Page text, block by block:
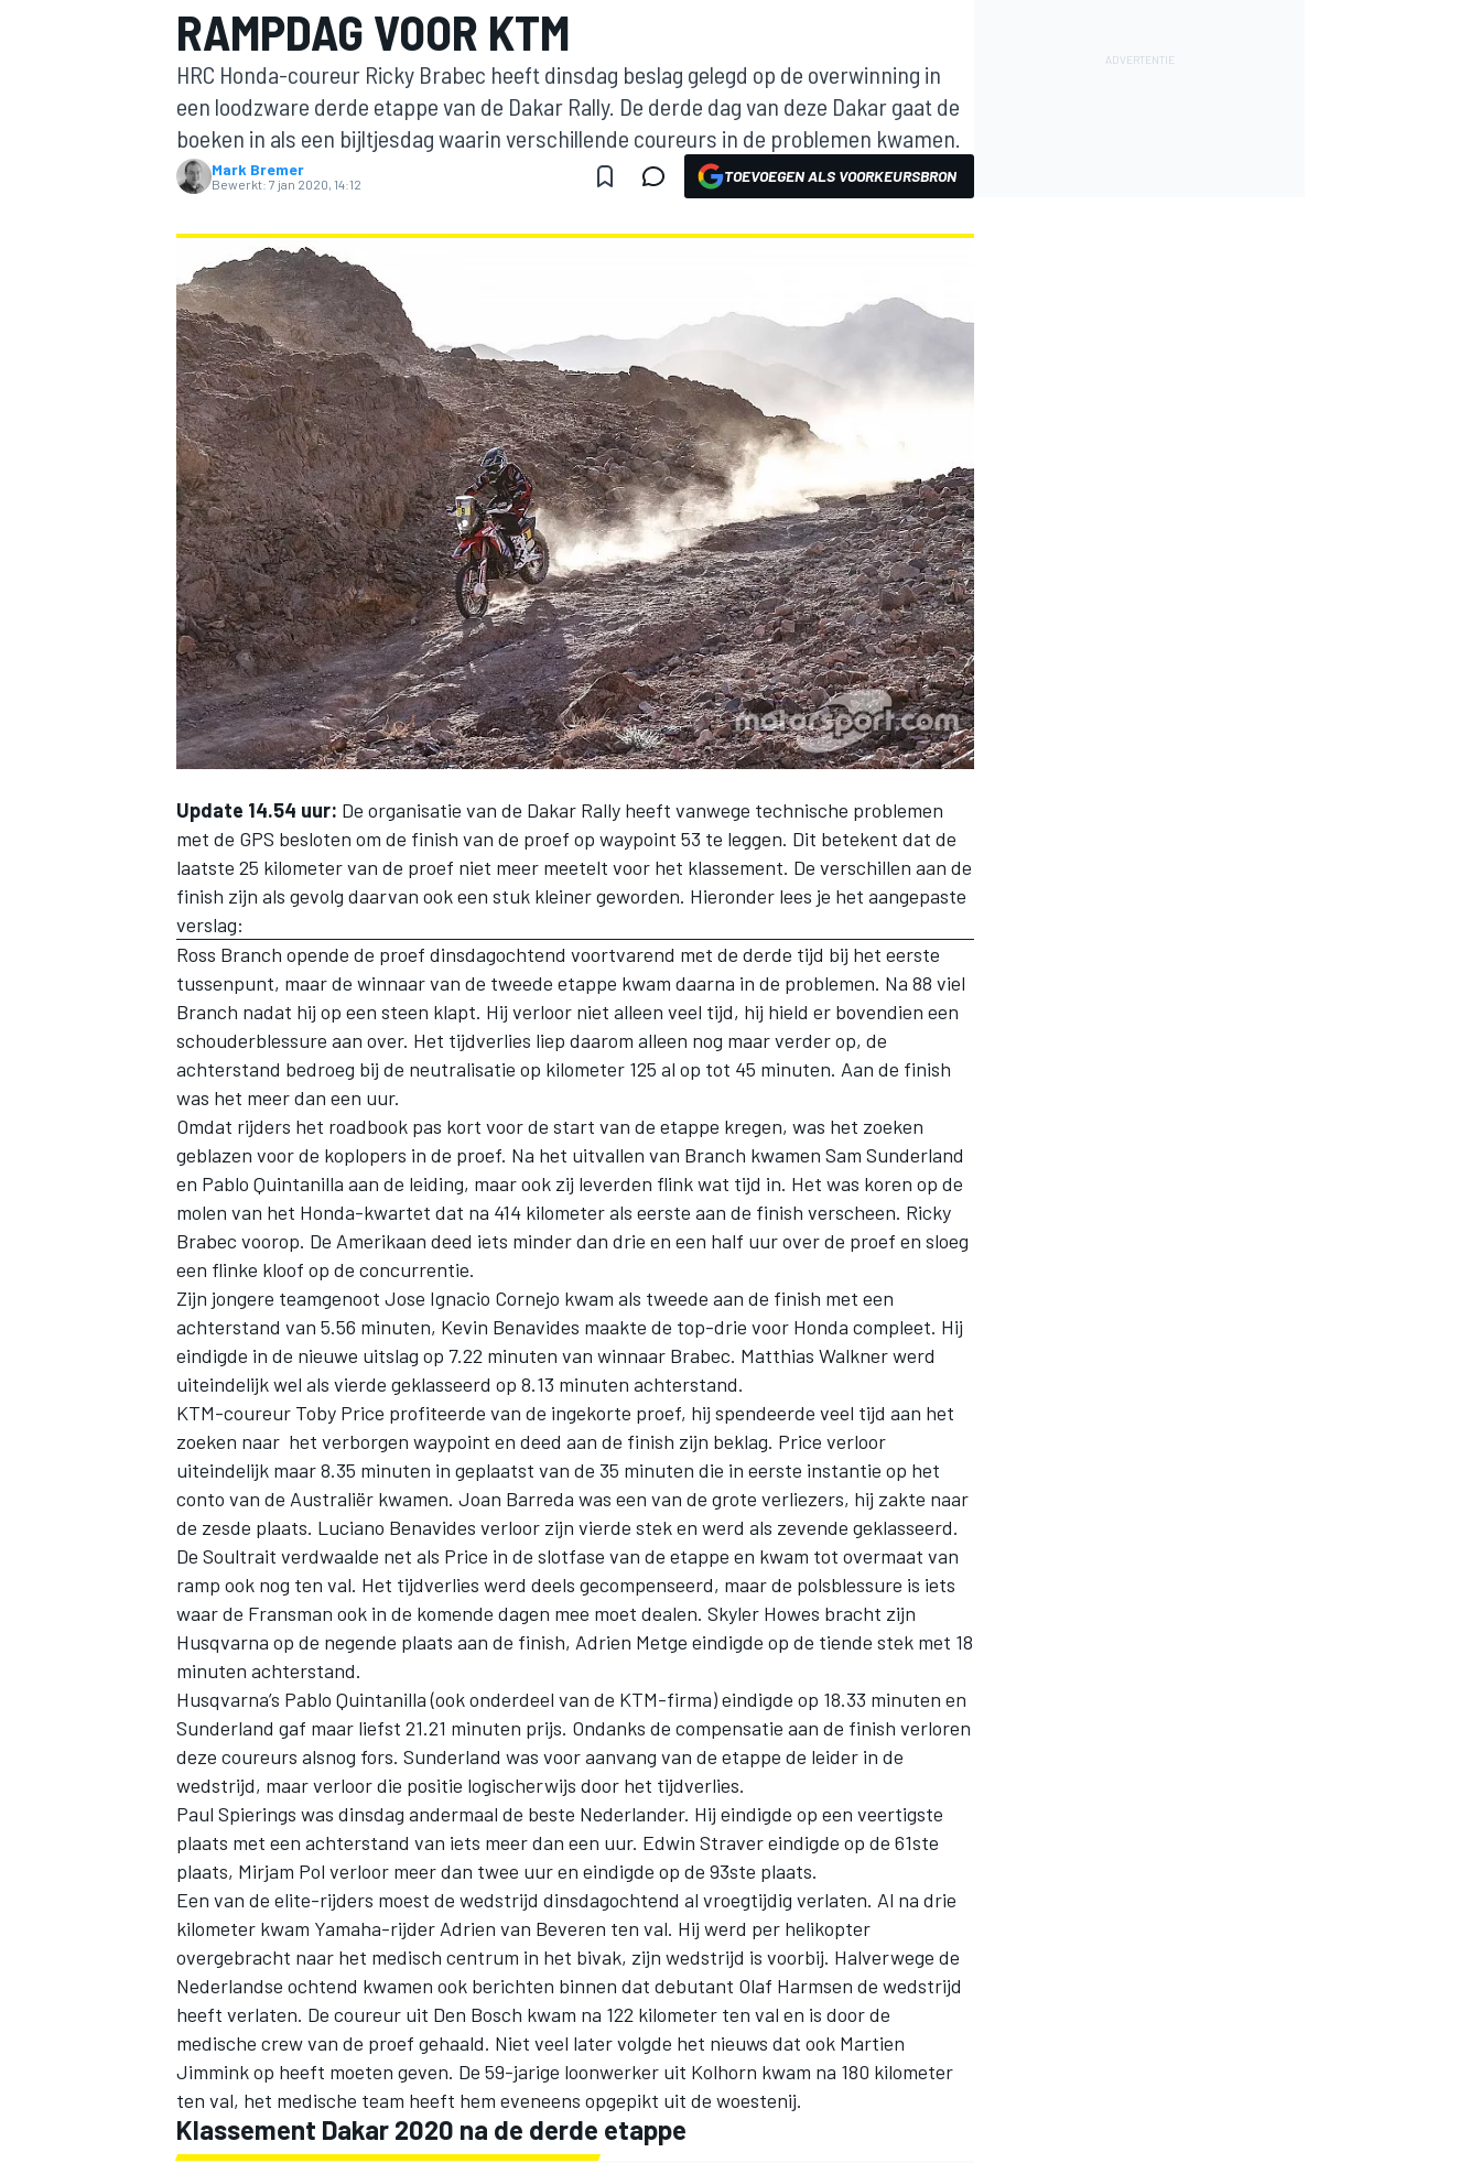
MOTOGP
INDYCAR
RAMPDAG VOOR KTM
HRC Honda-coureur Ricky Brabec heeft dinsdag beslag gelegd op de overwinning in
een loodzware derde etappe van de Dakar Rally. De derde dag van deze Dakar gaat de
boeken in als een bijltjesdag waarin verschillende coureurs in de problemen kwamen.
Mark Bremer
Bewerkt: 7 jan 2020, 14:12 TOEVOEGEN ALS VOORKEURSBRON
Update 14.54 uur: De organisatie van de Dakar Rally heeft vanwege technische problemen
met de GPS besloten om de finish van de proef op waypoint 53 te leggen. Dit betekent dat de
laatste 25 kilometer van de proef niet meer meetelt voor het klassement. De verschillen aan de
finish zijn als gevolg daarvan ook een stuk kleiner geworden. Hieronder lees je het aangepaste
verslag:
Ross Branch opende de proef dinsdagochtend voortvarend met de derde tijd bij het eerste
tussenpunt, maarde winnaar van de tweede etappe kwam daarna in de problemen. Na 88 viel
Branch nadat hij op een steen klapt. Hij verloor niet alleen veel tijd, hij hield er bovendien een
schouderblessure aan over. Het tijdverlies liep daarom alleen nog maar verder op, de
achterstand bedroeg bij de neutralisatie op kilometer 125 al op tot 45 minuten. Aan de finish
was het meer dan een uur.
Omdat rijders het roadbook pas kort voor de start van de etappe kregen, was het zoeken
geblazen voor de koplopers in de proef. Na het uitvallen van Branch kwamen Sam Sunderland
en Pablo Quintanilla aan de leiding, maar ook zij leverden flink wat tijd in. Het was koren op de
molen van het Honda-kwartet dat na 414 kilometer als eerste aan de finish verscheen. Ricky
Brabec voorop. De Amerikaan deed iets minder dan drie en een half uur over de proef en sloeg
een flinke kloof op de concurrentie.
Zijn jongere teamgenoot Jose Ignacio Cornejo kwam als tweede aan de finish met een
achterstand van 5.56 minuten, Kevin Benavides maakte de top-drie voor Honda compleet. Hij
eindigde in de nieuwe uitslag op 7.22 minuten van winnaar Brabec. Matthias Walkner werd
uiteindelijk wel als vierde geklasseerd op 8.13 minuten achterstand.
KTM-coureur Toby Price profiteerde van de ingekorte proef, hij spendeerde veel tijd aan het
zoeken naar het verborgen waypoint en deed aan de finish zijn beklag. Price verloor
uiteindelijk maar 8.35 minuten in geplaatst van de 35 minuten die in eerste instantie op het
conto van de Australiër kwamen. Joan Barreda was een van de grote verliezers, hij zakte naar
de zesde plaats. Luciano Benavides verloor zijn vierde stek en werd als zevende geklasseerd.
De Soultrait verdwaalde net als Price in de slotfase van de etappe en kwam tot overmaat van
ramp ook nog ten val. Het tijdverlies werd deels gecompenseerd, maar de polsblessure is iets
waar de Fransman ook in de komende dagen mee moet dealen. Skyler Howes bracht zijn
Husqvarna op de negende plaats aan de finish, Adrien Metge eindigde op de tiende stek met 18
minuten achterstand.
Husqvarna’s Pablo Quintanilla (ook onderdeel van de KTM-firma) eindigde op 18.33 minuten en
Sunderland gaf maar liefst 21.21 minuten prijs. Ondanks de compensatie aan de finish verloren
deze coureurs alsnog fors. Sunderland was voor aanvang van de etappe de leider in de
wedstrijd, maar verloor die positie logischerwijs door het tijdverlies.
Paul Spierings was dinsdag andermaal de beste Nederlander. Hij eindigde op een veertigste
plaats met een achterstand van iets meer dan een uur. Edwin Straver eindigde op de 61ste
plaats, Mirjam Pol verloor meer dan twee uur en eindigde op de 93ste plaats.
Een van de elite-rijders moest de wedstrijd dinsdagochtend al vroegtijdig verlaten. Al na drie
kilometer kwam Yamaha-rijder Adrien van Beveren ten val. Hij werd per helikopter
overgebracht naar het medisch centrum in het bivak, zijn wedstrijd is voorbij. Halverwege de
Nederlandse ochtend kwamen ook berichten binnen dat debutant Olaf Harmsen de wedstrijd
heeft verlaten. De coureur uit Den Bosch kwam na 122 kilometer ten val en is door de
medische crew van de proef gehaald. Niet veel later volgde het nieuws dat ook Martien
Jimmink op heeft moeten geven. De 59-jarige loonwerker uit Kolhorn kwam na 180 kilometer
ten val, het medische team heeft hem eveneens opgepikt uit de woestenij.
Klassement Dakar 2020 na de derde etappe